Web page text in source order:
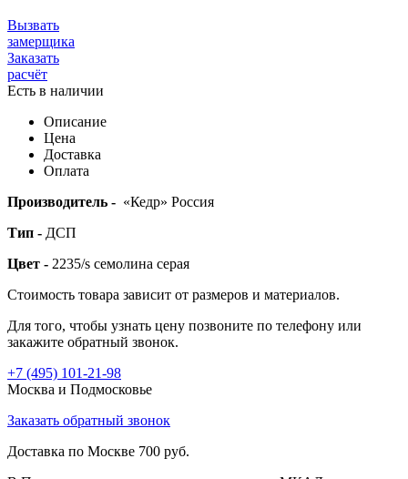
Вызвать
замерщика
Заказать
расчёт
Есть в наличии
Описание
Цена
Доставка
Оплата
Производитель - «Кедр» Россия
Тип - ДСП
Цвет - 2235/s семолина серая
Стоимость товара зависит от размеров и материалов.
Для того, чтобы узнать цену позвоните по телефону или
закажите обратный звонок.
+7 (495) 101-21-98
Москва и Подмосковье
Заказать обратный звонок
Доставка по Москве 700 руб.